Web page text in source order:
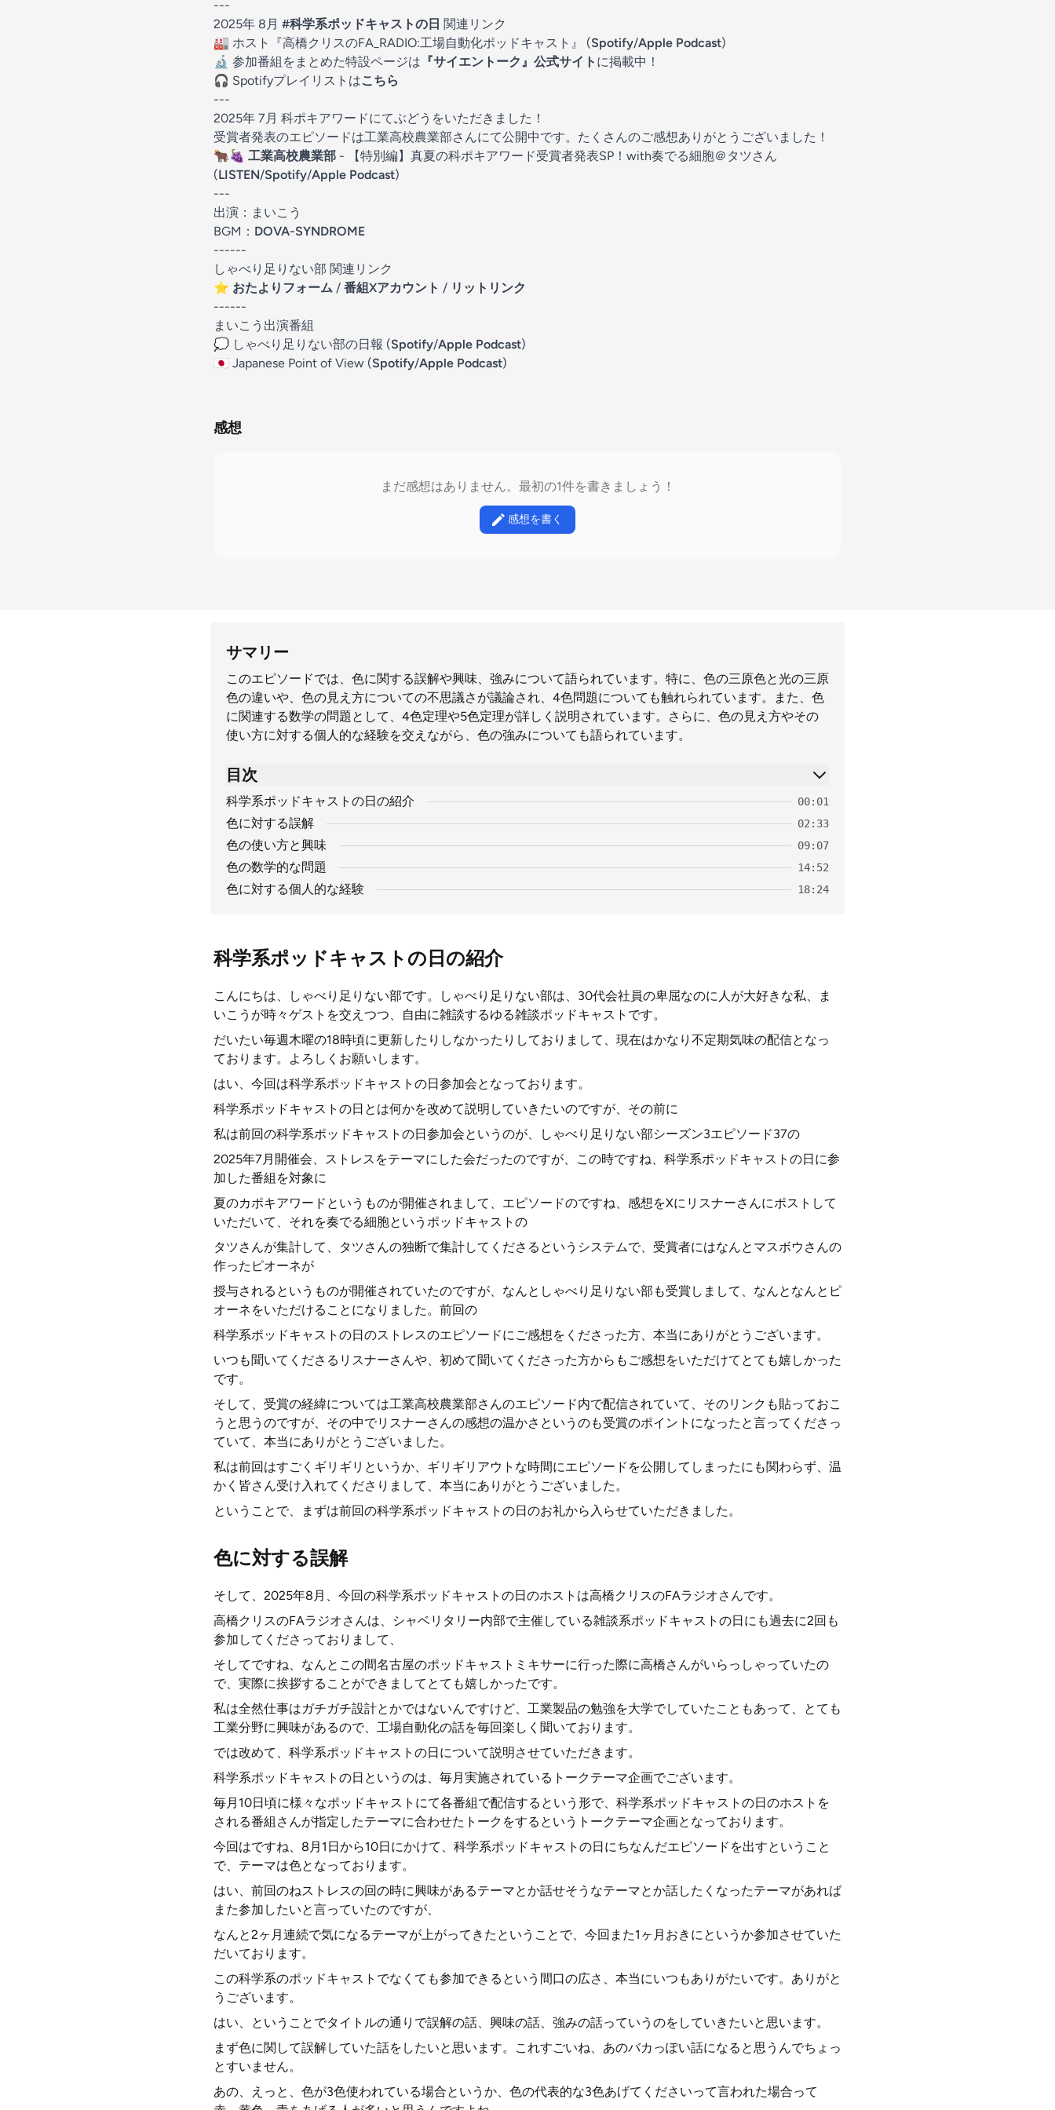
---
2025年 8月 #科学系ポッドキャストの日 関連リンク
🏭 ホスト『高橋クリスのFA_RADIO:工場自動化ポッドキャスト』 (⁠⁠⁠Spotify⁠⁠/⁠⁠⁠Apple Podcast)
🔬 参加番組をまとめた特設ページは 『サイエントーク』公式サイト に掲載中！
🎧 Spotifyプレイリストはこちら
---
2025年 7月 科ポキアワードにてぶどうをいただきました！
受賞者発表のエピソードは工業高校農業部さんにて公開中です。たくさんのご感想ありがとうございました！
🐂🍇 工業高校農業部 - 【特別編】真夏の科ポキアワード受賞者発表SP！with奏でる細胞＠タツさん
(LISTEN/⁠⁠⁠Spotify⁠⁠/⁠⁠⁠Apple Podcast)
---
出演：まいこう
BGM： DOVA-SYNDROME
------
しゃべり足りない部 関連リンク
⭐️ ⁠ おたよりフォーム⁠⁠⁠ / ⁠ 番組Xアカウント ⁠ / ⁠ リットリンク⁠⁠⁠⁠
------
まいこう出演番組
💭 しゃべり足りない部の日報 (Spotify/Apple Podcast)
🇯🇵 Japanese Point of View (Spotify/Apple Podcast)
感想
まだ感想はありません。最初の1件を書きましょう！
感想を書く
サマリー
このエピソードでは、色に関する誤解や興味、強みについて語られています。特に、色の三原色と光の三原
色の違いや、色の見え方についての不思議さが議論され、4色問題についても触れられています。また、色
に関連する数学の問題として、4色定理や5色定理が詳しく説明されています。さらに、色の見え方やその
使い方に対する個人的な経験を交えながら、色の強みについても語られています。
目次
科学系ポッドキャストの日の紹介 00:01
色に対する誤解 02:33
色の使い方と興味 09:07
色の数学的な問題 14:52
色に対する個人的な経験 18:24
科学系ポッドキャストの日の紹介
こんにちは、しゃべり足りない部です。しゃべり足りない部は、30代会社員の卑屈なのに人が大好きな私、ま
いこうが時々ゲストを交えつつ、自由に雑談するゆる雑談ポッドキャストです。
だいたい毎週木曜の18時頃に更新したりしなかったりしておりまして、現在はかなり不定期気味の配信となっ
ております。よろしくお願いします。
はい、今回は科学系ポッドキャストの日参加会となっております。
科学系ポッドキャストの日とは何かを改めて説明していきたいのですが、その前に
私は前回の科学系ポッドキャストの日参加会というのが、しゃべり足りない部シーズン3エピソード37の
2025年7月開催会、ストレスをテーマにした会だったのですが、この時ですね、科学系ポッドキャストの日に参
加した番組を対象に
夏のカポキアワードというものが開催されまして、エピソードのですね、感想をXにリスナーさんにポストして
いただいて、それを奏でる細胞というポッドキャストの
タツさんが集計して、タツさんの独断で集計してくださるというシステムで、受賞者にはなんとマスボウさんの
作ったピオーネが
授与されるというものが開催されていたのですが、なんとしゃべり足りない部も受賞しまして、なんとなんとピ
オーネをいただけることになりました。前回の
科学系ポッドキャストの日のストレスのエピソードにご感想をくださった方、本当にありがとうございます。
いつも聞いてくださるリスナーさんや、初めて聞いてくださった方からもご感想をいただけてとても嬉しかった
です。
そして、受賞の経緯については工業高校農業部さんのエピソード内で配信されていて、そのリンクも貼っておこ
うと思うのですが、その中でリスナーさんの感想の温かさというのも受賞のポイントになったと言ってくださっ
ていて、本当にありがとうございました。
私は前回はすごくギリギリというか、ギリギリアウトな時間にエピソードを公開してしまったにも関わらず、温
かく皆さん受け入れてくださりまして、本当にありがとうございました。
ということで、まずは前回の科学系ポッドキャストの日のお礼から入らせていただきました。
色に対する誤解
そして、2025年8月、今回の科学系ポッドキャストの日のホストは高橋クリスのFAラジオさんです。
高橋クリスのFAラジオさんは、シャベリタリー内部で主催している雑談系ポッドキャストの日にも過去に2回も
参加してくださっておりまして、
そしてですね、なんとこの間名古屋のポッドキャストミキサーに行った際に高橋さんがいらっしゃっていたの
で、実際に挨拶することができましてとても嬉しかったです。
私は全然仕事はガチガチ設計とかではないんですけど、工業製品の勉強を大学でしていたこともあって、とても
工業分野に興味があるので、工場自動化の話を毎回楽しく聞いております。
では改めて、科学系ポッドキャストの日について説明させていただきます。
科学系ポッドキャストの日というのは、毎月実施されているトークテーマ企画でございます。
毎月10日頃に様々なポッドキャストにて各番組で配信するという形で、科学系ポッドキャストの日のホストを
される番組さんが指定したテーマに合わせたトークをするというトークテーマ企画となっております。
今回はですね、8月1日から10日にかけて、科学系ポッドキャストの日にちなんだエピソードを出すということ
で、テーマは色となっております。
はい、前回のねストレスの回の時に興味があるテーマとか話せそうなテーマとか話したくなったテーマがあれば
また参加したいと言っていたのですが、
なんと2ヶ月連続で気になるテーマが上がってきたということで、今回また1ヶ月おきにというか参加させていた
だいております。
この科学系のポッドキャストでなくても参加できるという間口の広さ、本当にいつもありがたいです。ありがと
うございます。
はい、ということでタイトルの通りで誤解の話、興味の話、強みの話っていうのをしていきたいと思います。
まず色に関して誤解していた話をしたいと思います。これすごいね、あのバカっぽい話になると思うんでちょっ
とすいません。
あの、えっと、色が3色使われている場合というか、色の代表的な3色あげてくださいって言われた場合って